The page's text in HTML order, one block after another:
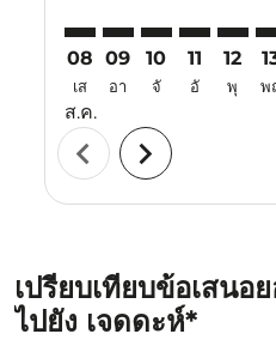
08
เส
ส.ค.
09
อา
10
จั
11
อั
12
พุ พ
chevron_left chevron_right
เปรียบเทียบข้อเสน
ไปยัง เจดดะห์*